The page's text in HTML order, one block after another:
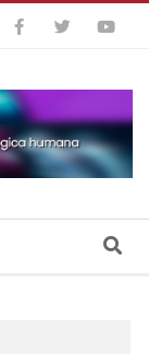
Search